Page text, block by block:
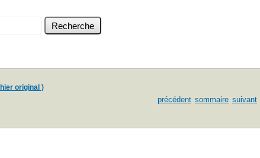
original )
précédent sommaire suivant